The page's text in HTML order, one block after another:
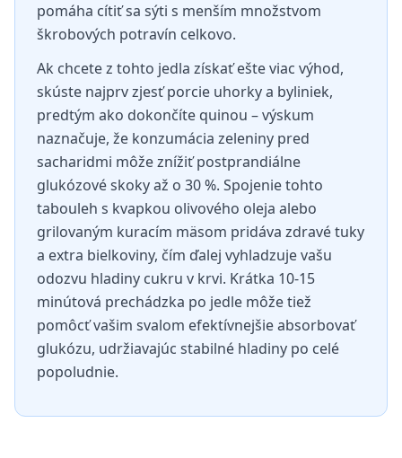
pomáha cítiť sa sýti s menším množstvom
škrobových potravín celkovo.
Ak chcete z tohto jedla získať ešte viac výhod,
skúste najprv zjesť porcie uhorky a byliniek,
predtým ako dokončíte quinou – výskum
naznačuje, že konzumácia zeleniny pred
sacharidmi môže znížiť postprandiálne
glukózové skoky až o 30 %. Spojenie tohto
tabouleh s kvapkou olivového oleja alebo
grilovaným kuracím mäsom pridáva zdravé tuky
a extra bielkoviny, čím ďalej vyhladzuje vašu
odozvu hladiny cukru v krvi. Krátka 10-15
minútová prechádzka po jedle môže tiež
pomôcť vašim svalom efektívnejšie absorbovať
glukózu, udržiavajúc stabilné hladiny po celé
popoludnie.